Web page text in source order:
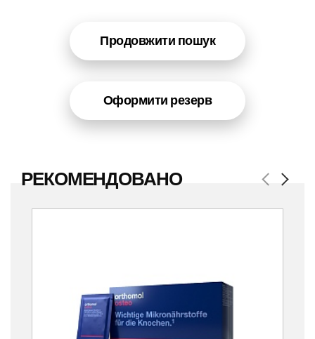
Продовжити пошук
Оформити резерв
РЕКОМЕНДОВАНО Previous
Next